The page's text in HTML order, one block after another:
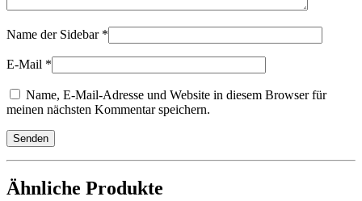
Name der Sidebar *
E-Mail *
Name, E-Mail-Adresse und Website in diesem Browser für
meinen nächsten Kommentar speichern.
Ähnliche Produkte